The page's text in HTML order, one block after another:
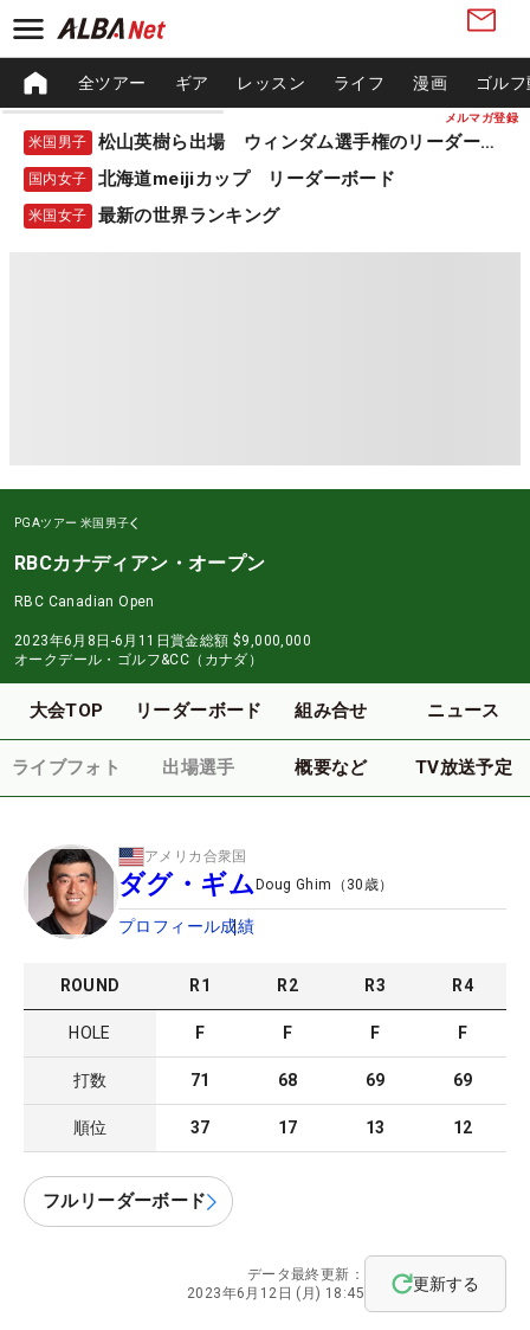
メルマガ登録
全ツアー ギア レッスン ライフ 漫画 ゴル
米国男子 松山英樹ら出場 ウィンダム選手権のリーダーボード
国内女子 北海道meijiカップ リーダーボード
米国女子 最新の世界ランキング
PGAツアー 米国男子
RBCカナディアン・オープン
RBC Canadian Open
2023年6月8日-6月11日賞金総額 $9,000,000
オークデール・ゴルフ&CC（カナダ）
大会TOP リーダーボード 組み合せ ニュース
ライブフォト 出場選手 概要など TV放送予定
アメリカ合衆国
ダグ・ギムDoug Ghim （ 30 歳）
プロフィール成績
ROUND R1 R2 R3 R4
HOLE F F F F
打数 71 68 69 69
順位 37 17 13 12
フルリーダーボード
データ最終更新：
2023年6月12日 (月) 18:45
更新する